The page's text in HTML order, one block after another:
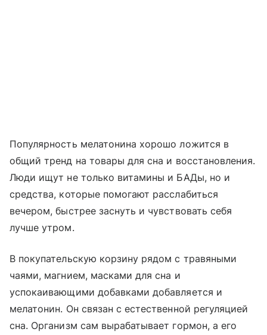
Популярность мелатонина хорошо ложится в
общий тренд на товары для сна и восстановления.
Люди ищут не только витамины и БАДы, но и
средства, которые помогают расслабиться
вечером, быстрее заснуть и чувствовать себя
лучше утром.
В покупательскую корзину рядом с травяными
чаями, магнием, масками для сна и
успокаивающими добавками добавляется и
мелатонин. Он связан с естественной регуляцией
сна. Организм сам вырабатывает гормон, а его